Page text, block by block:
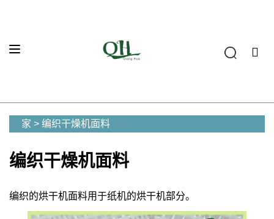
家 > 编织干燥机面料
编织干燥机面料
编织的烘干机面料用于纸机的烘干机部分。